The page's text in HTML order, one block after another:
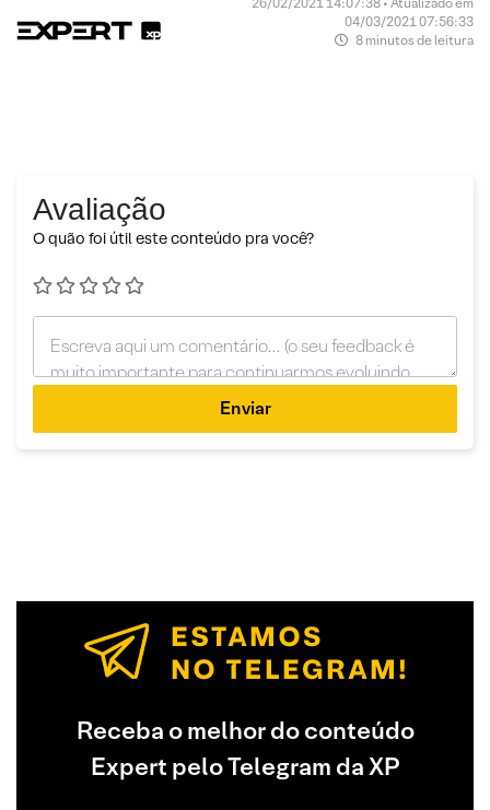
04/03/2021 07:56:33
8 minutos de leitura
Avaliação
O quão foi útil este conteúdo pra você?
Enviar
Receba o melhor do conteúdo
Expert pelo Telegram da XP